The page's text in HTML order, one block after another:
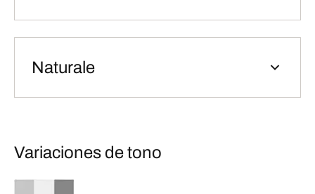
Naturale
Variaciones de tono